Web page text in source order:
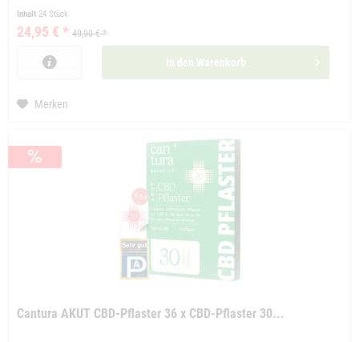
Inhalt 24 Stück
24,95 € * 49,90 € *
In den Warenkorb
Merken
Cantura AKUT CBD-Pflaster 36 x CBD-Pflaster 30...